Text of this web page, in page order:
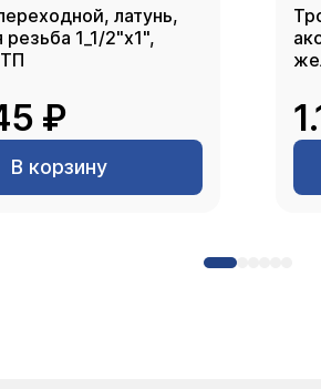
латунь,
1_1/2"х1",
₽
В корзину